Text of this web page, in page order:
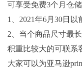
可享受免费3个月仓
1、2021年6月30日
2、当个商品尺寸最
积重比较大的可联系
大家可以为亚马逊